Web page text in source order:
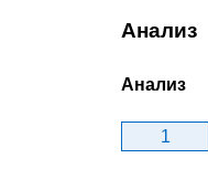
Анализ
Анализ
1